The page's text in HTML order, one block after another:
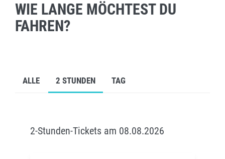
WIE LANGE MÖCHTEST DU
FAHREN?
ALLE 2 STUNDEN TAG
2-Stunden-Tickets am 08.08.2026